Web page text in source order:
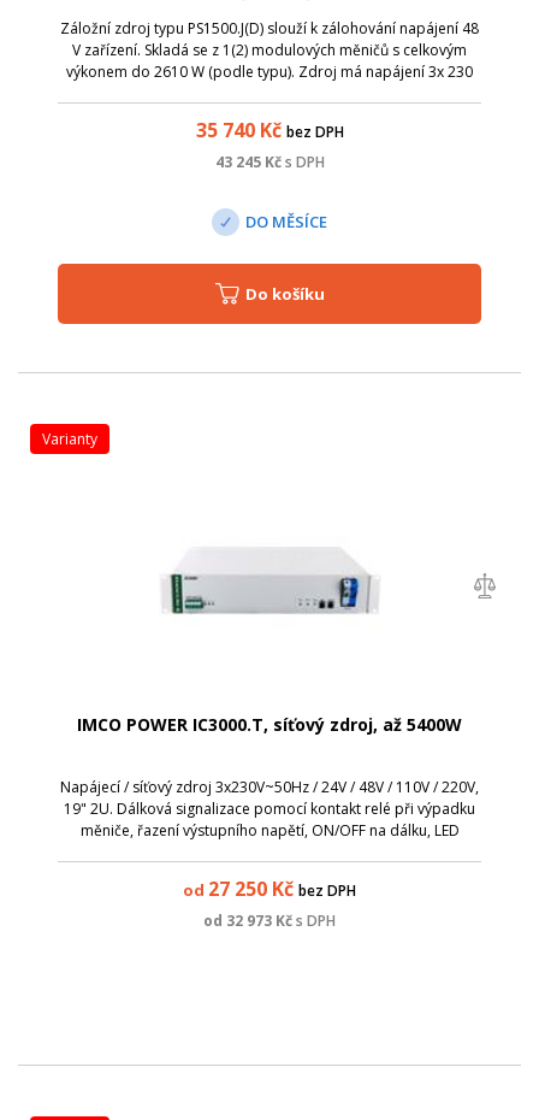
Záložní zdroj typu PS1500.J(D) slouží k zálohování napájení 48
V zařízení. Skladá se z 1(2) modulových měničů s celkovým
výkonem do 2610 W (podle typu). Zdroj má napájení 3x 230
35 740Kč bez DPH
43 245Kč s DPH
DO MĚSÍCE
Do košíku
IMCO POWER IC3000.T, síťový zdroj, až 5400W
Napájecí / síťový zdroj 3x230V~50Hz / 24V / 48V / 110V / 220V,
19" 2U. Dálková signalizace pomocí kontakt relé při výpadku
měniče, řazení výstupního napětí, ON/OFF na dálku, LED
od 27 250 Kč bez DPH
od 32 973 Kčs DPH
varianty